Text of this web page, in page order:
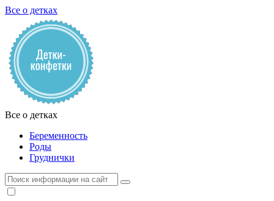
Все о детках
Все о детках
Беременность
Роды
Груднички